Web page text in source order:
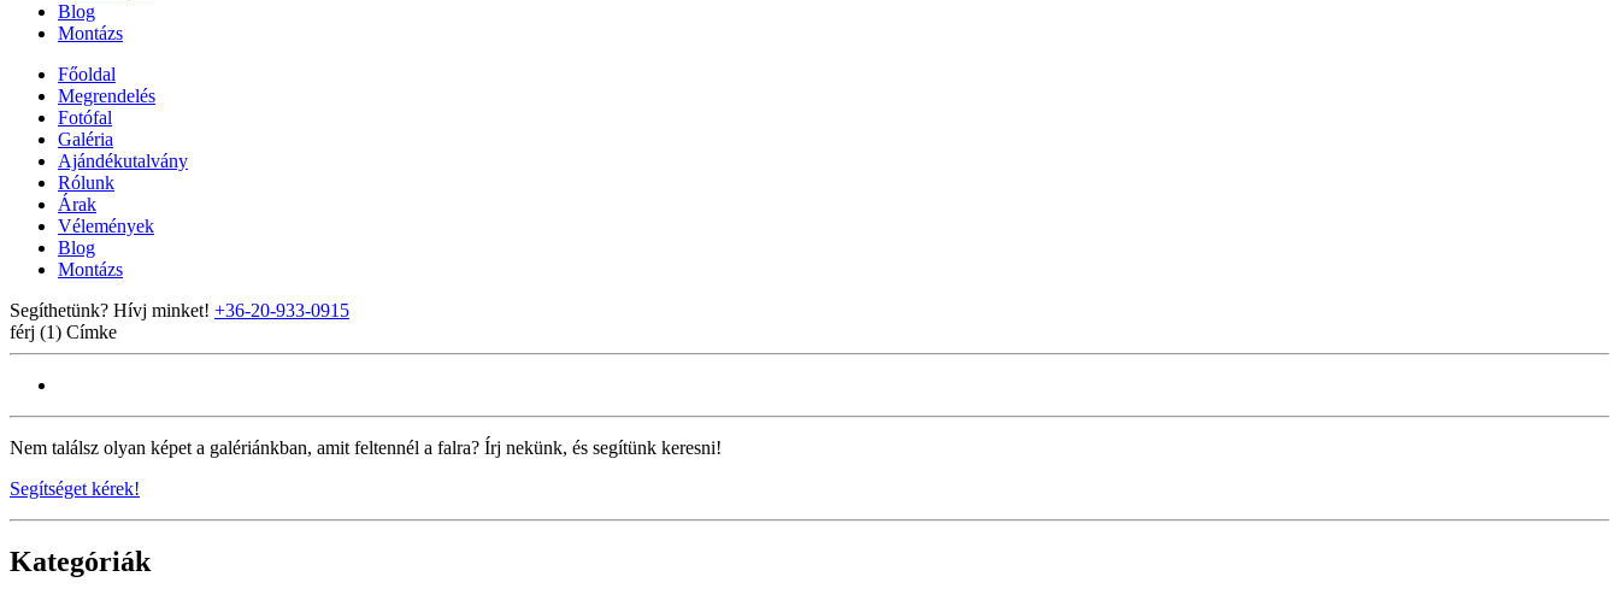
Blog
Montázs
Főoldal
Megrendelés
Fotófal
Galéria
Ajándékutalvány
Rólunk
Árak
Vélemények
Blog
Montázs
Segíthetünk? Hívj minket! +36-20-933-0915
férj (1) Címke
Nem találsz olyan képet a galériánkban, amit feltennél a falra? Írj nekünk, és segítünk keresni!
Segítséget kérek!
Kategóriák